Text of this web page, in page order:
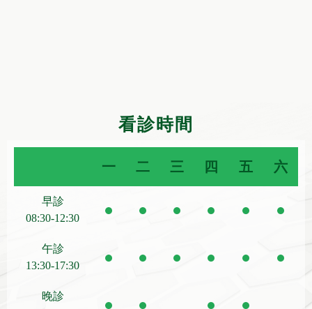
看診時間
一 二 三 四 五 六
早診
08:30-12:30
午診
13:30-17:30
晚診